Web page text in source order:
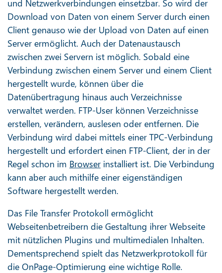
und Netzwerkverbindungen einsetzbar. So wird der
Download von Daten von einem Server durch einen
Client genauso wie der Upload von Daten auf einen
Server ermöglicht. Auch der Datenaustausch
zwischen zwei Servern ist möglich. Sobald eine
Verbindung zwischen einem Server und einem Client
hergestellt wurde, können über die
Datenübertragung hinaus auch Verzeichnisse
verwaltet werden. FTP-User können Verzeichnisse
erstellen, verändern, auslesen oder entfernen. Die
Verbindung wird dabei mittels einer TPC-Verbindung
hergestellt und erfordert einen FTP-Client, der in der
Regel schon im Browserinstalliert ist. Die Verbindung
kann aber auch mithilfe einer eigenständigen
Software hergestellt werden.
Das File Transfer Protokoll ermöglicht
Webseitenbetreibern die Gestaltung ihrer Webseite
mit nützlichen Plugins und multimedialen Inhalten.
Dementsprechend spielt das Netzwerkprotokoll für
die OnPage-Optimierung eine wichtige Rolle.